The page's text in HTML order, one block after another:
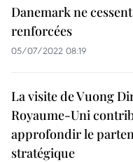
Danemark ne
renforcées
05/07/2022 08:19
La visite de Vuong
Royaume-Uni
approfondir le
stratégique